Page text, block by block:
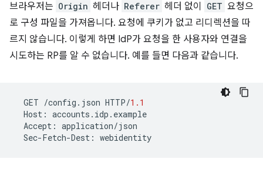
브라우저는 Origin 헤더나 Referer 헤더 없이 GET 요청으
로 구성 파일을 가져옵니다. 요청에 쿠키가 없고 리디렉션을 따
르지 않습니다. 이렇게 하면 IdP가 요청을 한 사용자와 연결을
시도하는 RP를 알 수 없습니다. 예를 들면 다음과 같습니다.
GET /config . json HTTP/1.1
Host : accounts . idp . example
Accept : application/json
Sec-Fetch-Dest : webidentity